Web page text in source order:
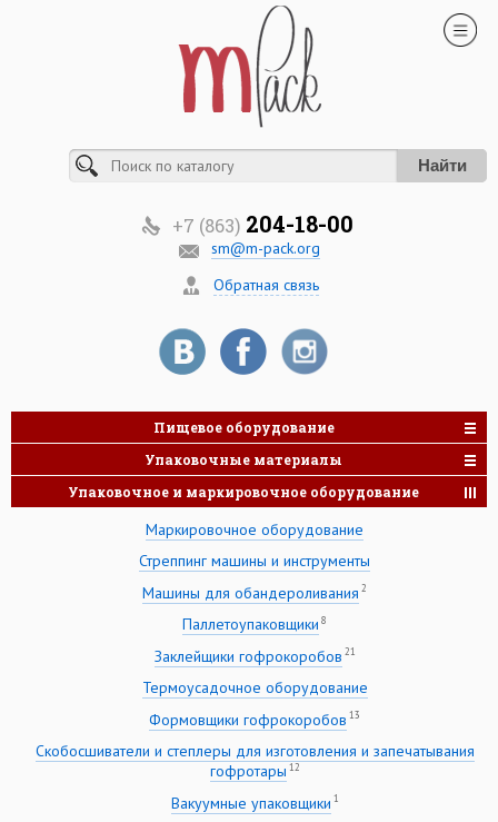
Найти
+7 (863) 204-18-00
sm@m-pack.org
Обратная связь
Пищевое оборудование
Упаковочные материалы
Упаковочное и маркировочное оборудование
Маркировочное оборудование
Стреппинг машины и инструменты
Машины для обандероливания 2
Паллетоупаковщики 8
Заклейщики гофрокоробов 21
Термоусадочное оборудование
Формовщики гофрокоробов 13
Скобосшиватели и степлеры для изготовления и запечатывания
гофротары 12
Вакуумные упаковщики 1